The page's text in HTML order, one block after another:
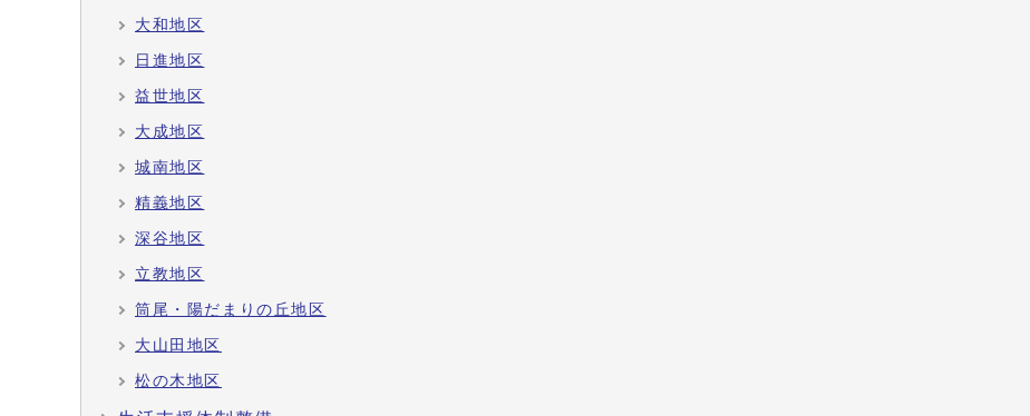
大和地区
日進地区
益世地区
大成地区
城南地区
精義地区
深谷地区
立教地区
筒尾・陽だまりの丘地区
大山田地区
松の木地区